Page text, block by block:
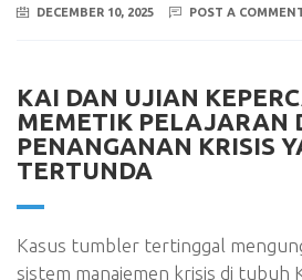
DECEMBER 10, 2025
POST A
KAI DAN UJIAN
MEMETIK PELAJARAN
PENANGANAN KRISIS
TERTUNDA
Kasus tumbler tertinggal
sistem manajemen krisis di tubuh